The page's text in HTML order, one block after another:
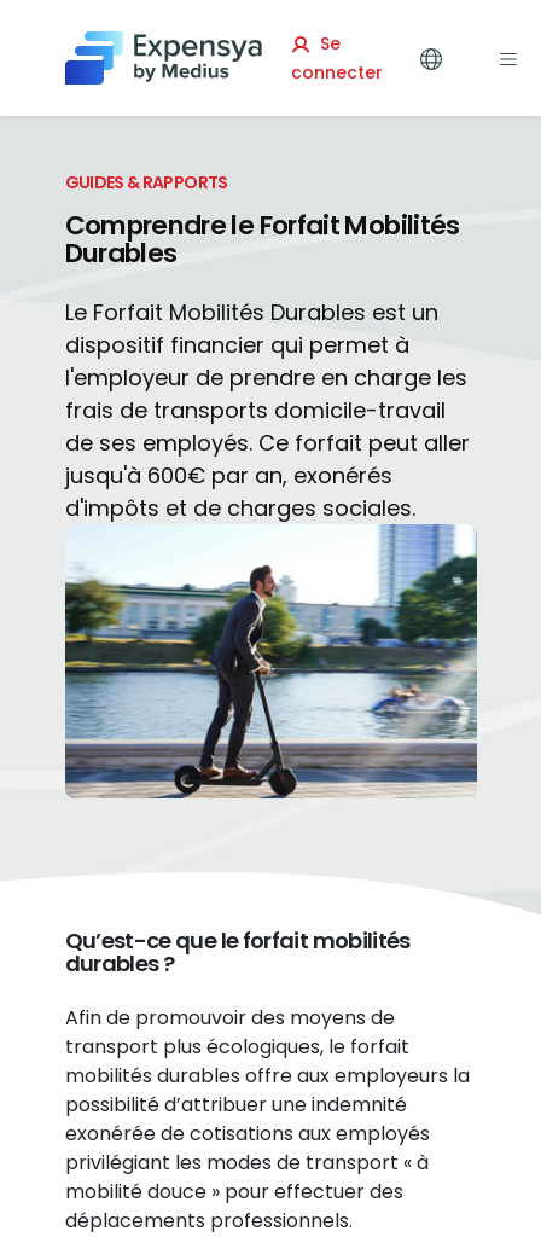
Expensya
Se
connecter
GUIDES & RAPPORTS
Comprendre le Forfait Mobilités
Durables
Le Forfait Mobilités Durables est un
dispositif financier qui permet à
l'employeur de prendre en charge les
frais de transports domicile-travail
de ses employés. Ce forfait peut aller
jusqu'à 600€ par an, exonérés
d'impôts et de charges sociales.
Qu’est-ce que le forfait mobilités
durables ?
Afin de promouvoir des moyens de
transport plus écologiques, le forfait
mobilités durables offre aux employeurs la
possibilité d’attribuer une indemnité
exonérée de cotisations aux employés
privilégiant les modes de transport « à
mobilité douce » pour effectuer des
déplacements professionnels.